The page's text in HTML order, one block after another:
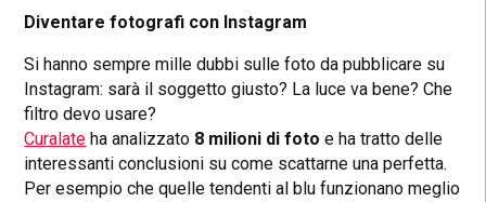
Diventare fotografi con Instagram
Si hanno sempre mille dubbi sulle foto da pubblicare su
Instagram: sarà il soggetto giusto? La luce va bene? Che
filtro devo usare?
Curalate ha analizzato 8 milioni di foto e ha tratto delle
interessanti conclusioni su come scattarne una perfetta.
Per esempio che quelle tendenti al blu funzionano meglio